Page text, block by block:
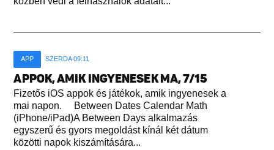
APP SZERDA 09:11
APPOK, AMIK INGYENESEK MA, 7/15
Fizetős iOS appok és játékok, amik ingyenesek a
mai napon. Between Dates Calendar Math
(iPhone/iPad)A Between Days alkalmazás
egyszerű és gyors megoldást kínál két dátum
közötti napok kiszámítására...